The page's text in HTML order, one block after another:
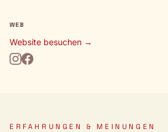
WEB
Website besuchen →
ERFAHRUNGEN & MEINUNGEN